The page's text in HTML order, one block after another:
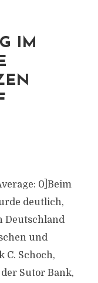
IM
0]Beim
deutlich,
Deutschland
und
C. Schoch,
Sutor Bank,